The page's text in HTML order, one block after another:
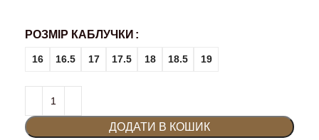
РОЗМІР КАБЛУЧКИ
16 16.5 17 17.5 18 18.5 19
ДОДАТИ В КОШИК